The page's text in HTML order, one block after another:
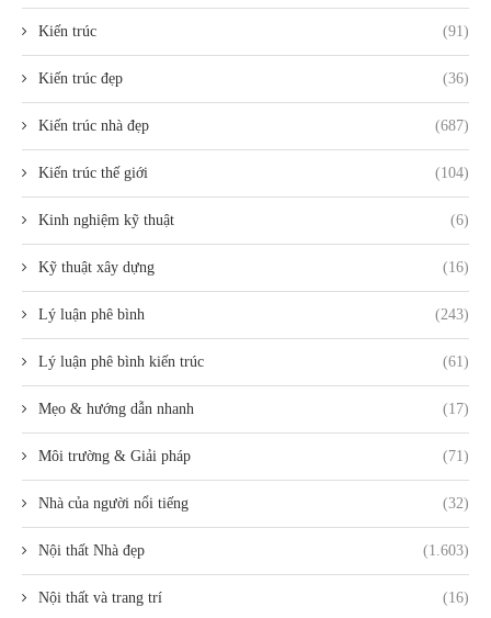
Kiến trúc (91)
Kiến trúc đẹp (36)
Kiến trúc nhà đẹp (687)
Kiến trúc thế giới (104)
Kinh nghiệm kỹ thuật (6)
Kỹ thuật xây dựng (16)
Lý luận phê bình (243)
Lý luận phê bình kiến trúc (61)
Mẹo & hướng dẫn nhanh (17)
Môi trường & Giải pháp (71)
Nhà của người nổi tiếng (32)
Nội thất Nhà đẹp (1.603)
Nội thất và trang trí (16)